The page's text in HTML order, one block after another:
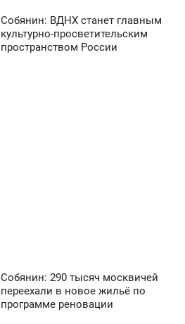
Собянин: ВДНХ станет главным
культурно-просветительским
пространством России
Собянин: 290 тысяч москвичей
переехали в новое жильё по
программе реновации